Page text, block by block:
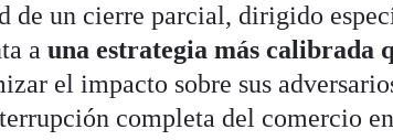
de un cierre parcial, dirigido
auna estrategia más calibrada
el impacto sobre sus
completa del comercio